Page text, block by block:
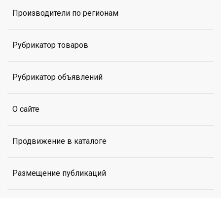
Производители по регионам
Рубрикатор товаров
Рубрикатор объявлений
О сайте
Продвижение в каталоге
Размещение публикаций